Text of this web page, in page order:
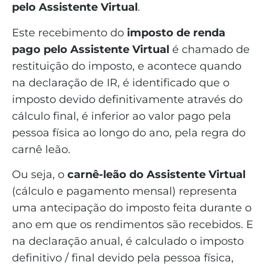
pelo Assistente Virtual.
Este recebimento do imposto de renda
pago pelo Assistente Virtual é chamado de
restituição do imposto, e acontece quando
na declaração de IR, é identificado que o
imposto devido definitivamente através do
cálculo final, é inferior ao valor pago pela
pessoa física ao longo do ano, pela regra do
carnê leão.
Ou seja, o carnê-leão do Assistente Virtual
(cálculo e pagamento mensal) representa
uma antecipação do imposto feita durante o
ano em que os rendimentos são recebidos. E
na declaração anual, é calculado o imposto
definitivo / final devido pela pessoa física,